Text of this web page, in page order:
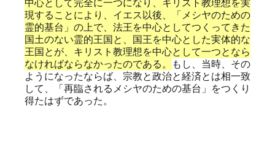
現することにより、イエス以後、「メシヤのための
霊的基台」の上で、法王を中心としてつくってきた
国土のない霊的王国と、国王を中心とした実体的な
王国とが、キリスト教理想を中心として一つとなら
なければならなかったのである。
もし、当時、その
ようになったならば、宗教と政治と経済とは相一致
して、「再臨されるメシヤのための基台」をつくり
得たはずであった。